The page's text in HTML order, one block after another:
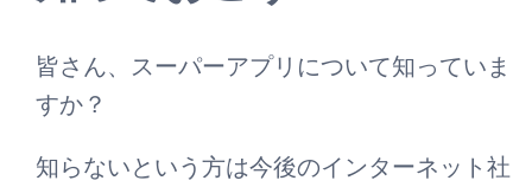
皆さん、スーパーアプリについて知っていま
すか？
知らないという方は今後のインターネット社